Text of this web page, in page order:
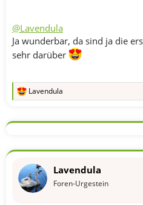
@Lavendula
Ja wunderbar, da sind ja die
sehr darüber
R
k
o
e
n
Lavendula
Lavendula
Foren-Urgestein